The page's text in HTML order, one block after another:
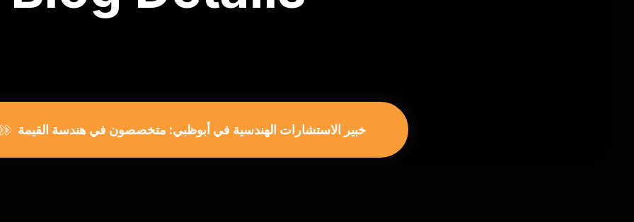
خبير الاستشارات الهندسية في أبوظبي: متخصصون في هندسة القيمة